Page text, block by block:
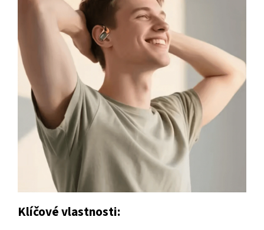
Klíčové vlastnosti: